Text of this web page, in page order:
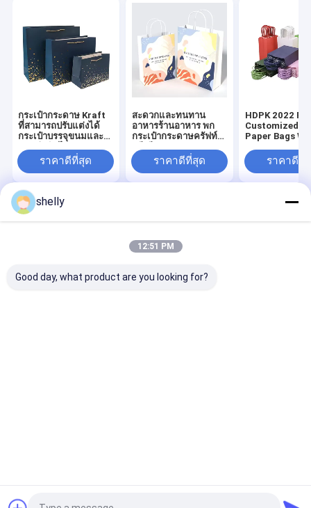
กระเป๋ากระดาษ Kraft
ที่สามารถปรับแต่งได้
กระเป๋าบรรจุขนมและ
ราคาดีที่สุด
สะดวกและทนทาน
อาหารร้านอาหาร พก
กระเป๋ากระดาษครัฟท์
ราคาดีที่สุด
HDPK 2022
Customized
Paper Bags
ขวัญ กระเป๋ากร
ราคาดีที่
กระเป๋ากระดาษ Ecoโรงงานในประเทศจีน.Copyright © 2025
Reserved.
shelly
12:51 PM
Good day, what product are you looking for?